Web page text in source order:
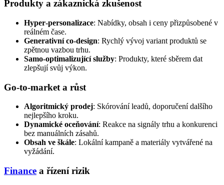
Produkty a zákaznická zkušenost
Hyper‑personalizace: Nabídky, obsah i ceny přizpůsobené v
reálném čase.
Generativní co‑design: Rychlý vývoj variant produktů se
zpětnou vazbou trhu.
Samo‑optimalizující služby: Produkty, které sběrem dat
zlepšují svůj výkon.
Go‑to‑market a růst
Algoritmický prodej: Skórování leadů, doporučení dalšího
nejlepšího kroku.
Dynamické oceňování: Reakce na signály trhu a konkurenci
bez manuálních zásahů.
Obsah ve škále: Lokální kampaně a materiály vytvářené na
vyžádání.
Finance a řízení rizik